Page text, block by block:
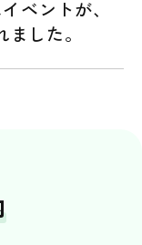
ベントが、
した。